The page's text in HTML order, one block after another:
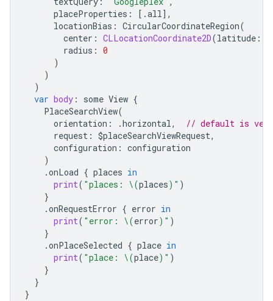
placeProperties : [.all],
locationBias : CircularCoordinateRegion(
center : CLLocationCoordinate2D(latitude :
radius : 0
)
)
)
var body : some View {
PlaceSearchView(
orientation : .horizontal,
// default is
request : $placeSearchViewRequest,
configuration : configuration
)
.onLoad { places in
print( "places: \(places) " )
}
.onRequestError { error in
print( "error: \(error) " )
}
.onPlaceSelected { place in
print( "place: \(place) " )
}
}
}